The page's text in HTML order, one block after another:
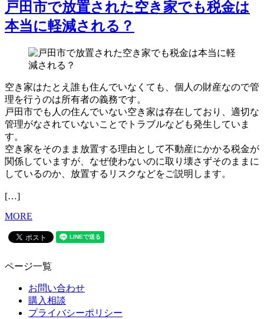
戸田市で放置された空き家でも税金は
本当に軽減される？
空き家はたとえ誰も住んでいなくても、個人の財産なので管
理を行うのは所有者の義務です。
戸田市でも人の住んでいない空き家は存在しており、適切な
管理がなされていないことでトラブルなども発生していま
す。
空き家をそのまま放置する理由として不動産にかかる税金が
関係していますが、なぜ使わないのに取り壊さずそのままに
しているのか、放置するリスクなどをご説明します。
[…]
MORE
ページ一覧
お問い合わせ
購入相談
プライバシーポリシー